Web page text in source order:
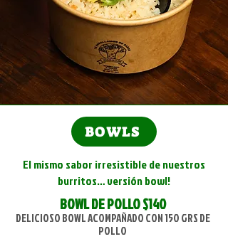
BOWLS
El mismo sabor irresistible de nuestros
burritos… versión bowl!
BOWL DE POLLO $140
DELICIOSO BOWL ACOMPAÑADO CON 150 GRS DE
POLLO